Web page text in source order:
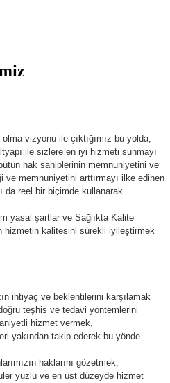
vizyonu ile çıktığımız bu yolda,
ile sizlere en iyi hizmeti sunmayı
hak sahiplerinin memnuniyetini ve
ve memnuniyetini arttırmayı ilke edinen
da reel bir biçimde kullanarak
şartlar ve Sağlıkta Kalite
hizmetin kalitesini sürekli iyileştirmek
ihtiyaç ve beklentilerini karşılamak
teşhis ve tedavi yöntemlerini
hizmet vermek,
yakından takip ederek bu yönde
haklarını gözetmek,
yüzlü ve en üst düzeyde hizmet